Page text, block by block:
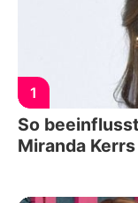
1
So
Miranda